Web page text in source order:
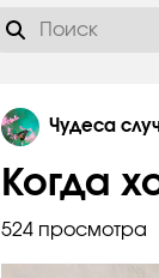
Чудеса
Когда
524 просмотра